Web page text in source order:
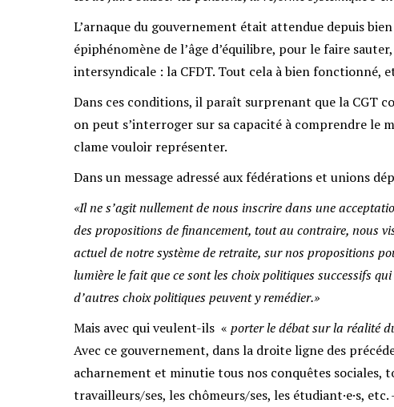
L’arnaque du gouvernement était attendue depuis
épiphénomène de l’âge d’équilibre, pour le faire
intersyndicale : la CFDT. Tout cela à bien fonctionné,
Dans ces conditions, il paraît surprenant que la CGT
on peut s’interroger sur sa capacité à comprendre le
clame vouloir représenter.
Dans un message adressé aux fédérations et unions
«Il ne s’agit nullement de nous inscrire dans une
des propositions de financement, tout au contraire, nous
actuel de notre système de retraite, sur nos propositions
lumière le fait que ce sont les choix politiques successifs
d’autres choix politiques peuvent y remédier.»
Mais avec qui veulent-ils « porter le débat sur la réalité
Avec ce gouvernement, dans la droite ligne des
acharnement et minutie tous nos conquêtes
travailleurs/ses, les chômeurs/ses, les étudiant·e·s, etc.